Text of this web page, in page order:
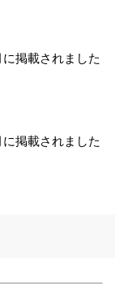
に掲載されました
に掲載されました